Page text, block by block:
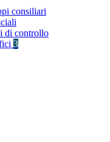
consiliari
di controllo
3